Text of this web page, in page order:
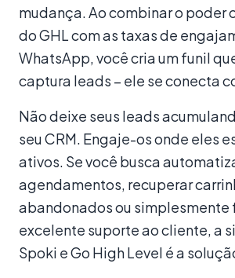
mudança. Ao combinar o poder
do GHL com as taxas de
WhatsApp, você cria um funil
captura leads – ele se conecta
Não deixe seus leads
seu CRM. Engaje-os onde eles
ativos. Se você busca
agendamentos, recuperar
abandonados ou simplesmente
excelente suporte ao cliente, a
Spoki e Go High Level é a